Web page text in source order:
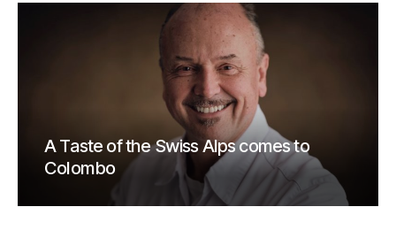
A Taste of the Swiss Alps comes to
Colombo